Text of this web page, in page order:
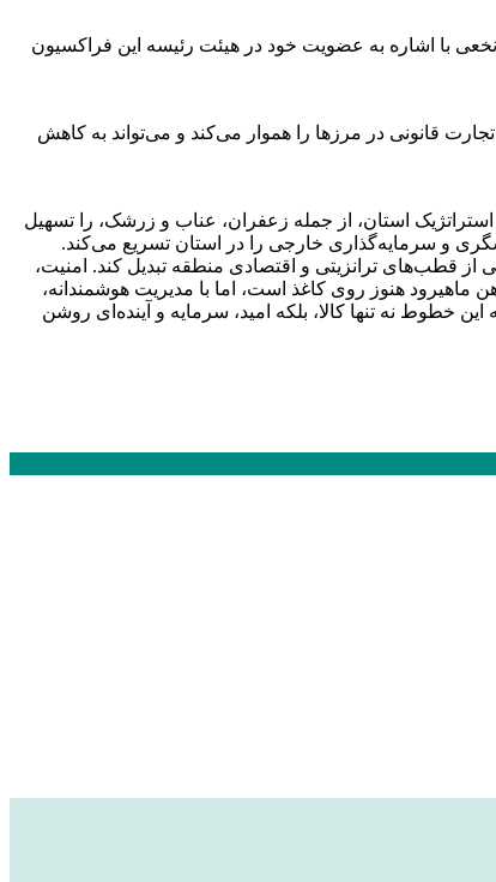
با اشاره به عضویت خود در هیئت رئیسه این فراکسیون
قانونی در مرزها را هموار می‌کند و می‌تواند به کاهش
استان، از جمله زعفران، عناب و زرشک، را تسهیل
و سرمایه‌گذاری خارجی را در استان تسریع می‌کند.
قطب‌های ترانزیتی و اقتصادی منطقه تبدیل کند. امنیت،
هنوز روی کاغذ است، اما با مدیریت هوشمندانه،
نه تنها کالا، بلکه امید، سرمایه و آینده‌ای روشن